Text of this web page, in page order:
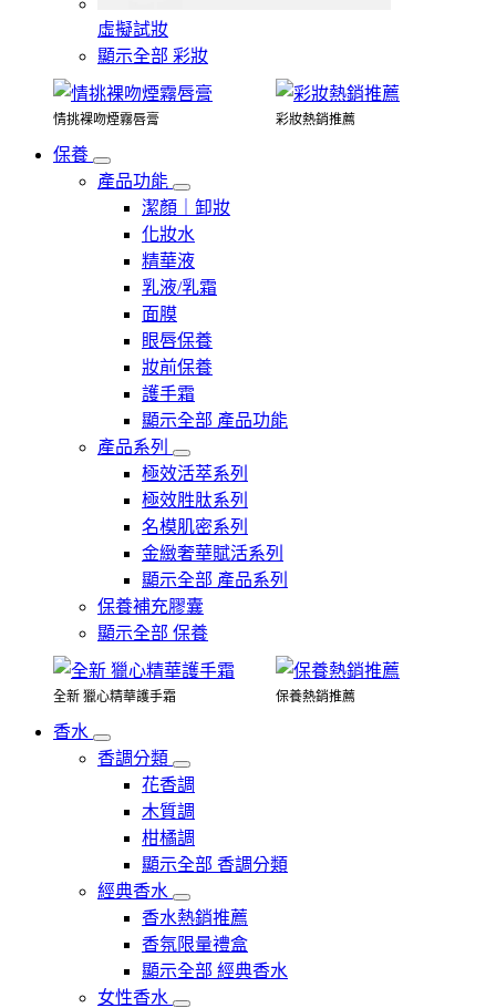
虛擬試妝
顯示全部 彩妝
情挑裸吻煙霧唇膏 彩妝熱銷推薦
保養
產品功能
潔顏｜卸妝
化妝水
精華液
乳液/乳霜
面膜
眼唇保養
妝前保養
護手霜
顯示全部 產品功能
產品系列
極效活萃系列
極效胜肽系列
名模肌密系列
金緻奢華賦活系列
顯示全部 產品系列
保養補充膠囊
顯示全部 保養
全新 獵心精華護手霜 保養熱銷推薦
香水
香調分類
花香調
木質調
柑橘調
顯示全部 香調分類
經典香水
香水熱銷推薦
香氛限量禮盒
顯示全部 經典香水
女性香水